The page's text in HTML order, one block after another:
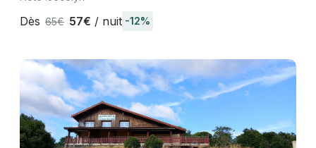
Dès 65€ 57€ / nuit -12%